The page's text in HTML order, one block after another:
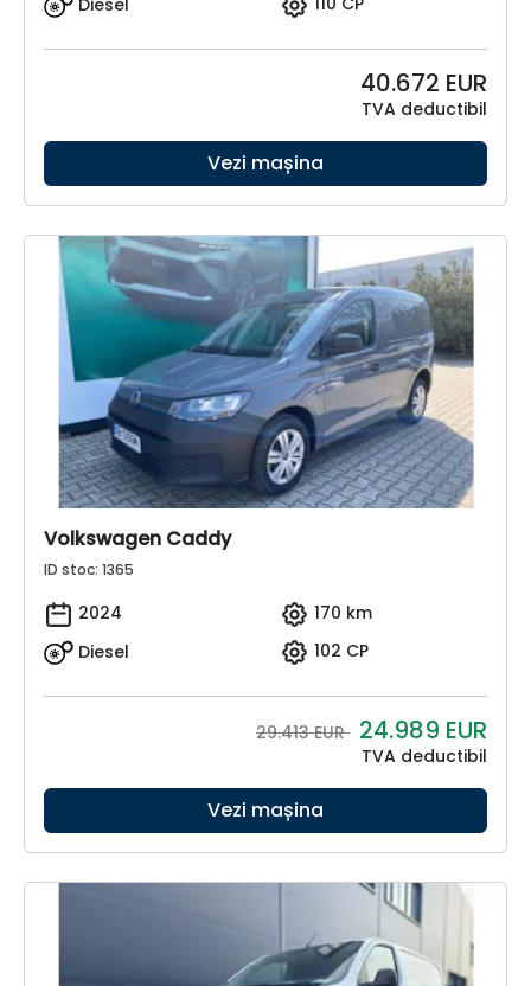
40.672 EUR
TVA deductibil
Vezi mașina
Volkswagen Caddy
ID stoc: 1365
2024
170 km
Diesel
102 CP
29.413 EUR 24.989 EUR
TVA deductibil
Vezi mașina